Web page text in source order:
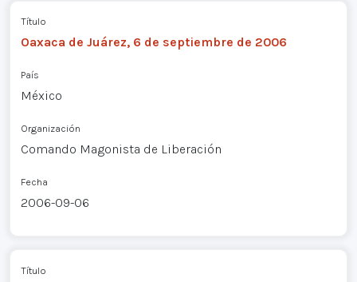
Título
Oaxaca de Juárez, 6 de septiembre de 2006
País
México
Organización
Comando Magonista de Liberación
Fecha
2006-09-06
Título